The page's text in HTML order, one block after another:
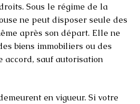
Sous le régime de la
ne peut disposer seule des
après son départ. Elle ne
biens immobiliers ou des
accord, sauf autorisation
en vigueur. Si votre